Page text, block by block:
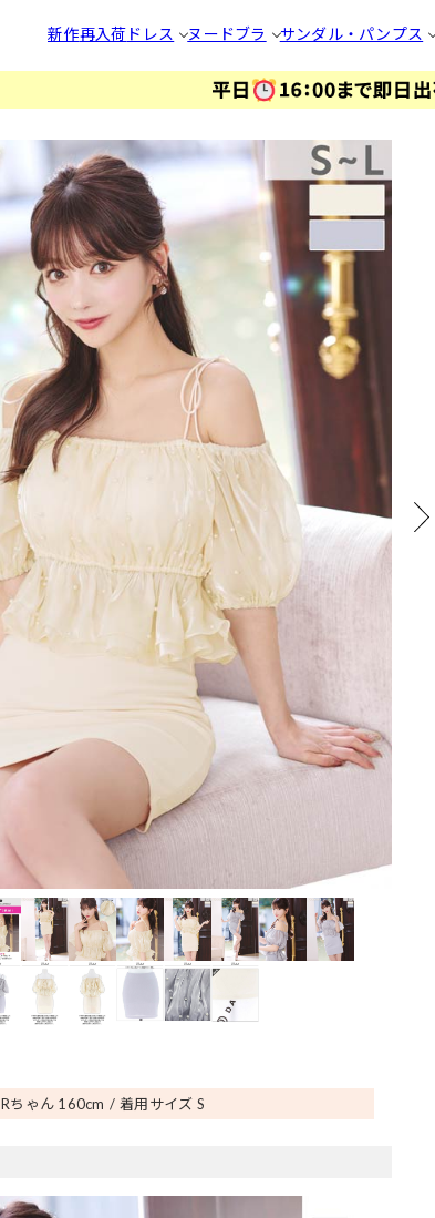
新作再入荷 ドレス ヌードブラ サンダル・パンプス
Rちゃん 160cm 着用サイズ S